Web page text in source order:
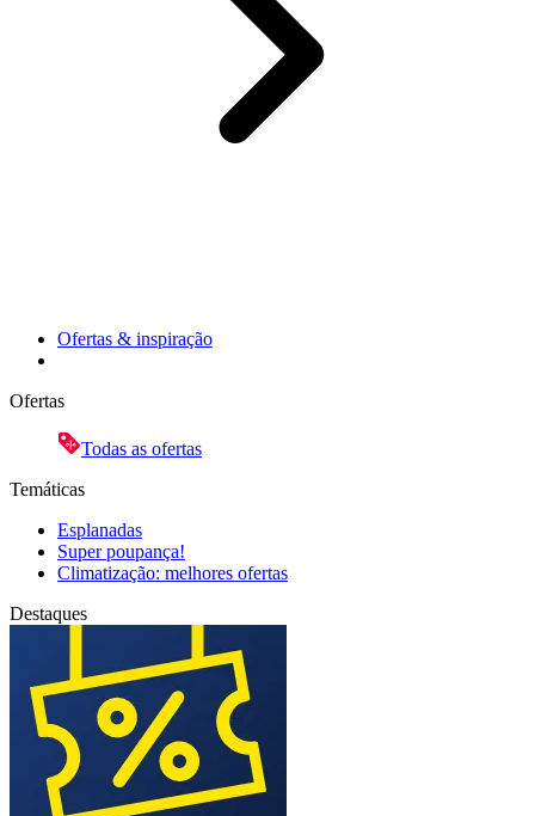
Ofertas & inspiração
Ofertas
Todas as ofertas
Temáticas
Esplanadas
Super poupança!
Climatização: melhores ofertas
Destaques